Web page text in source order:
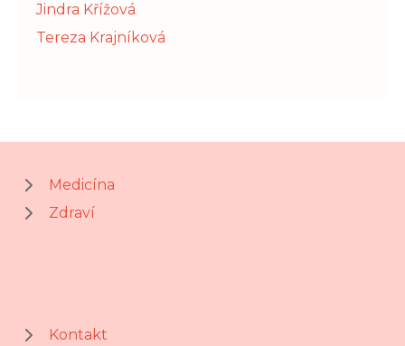
Jindra Křížová
Tereza Krajníková
Medicína
Zdraví
Kontakt